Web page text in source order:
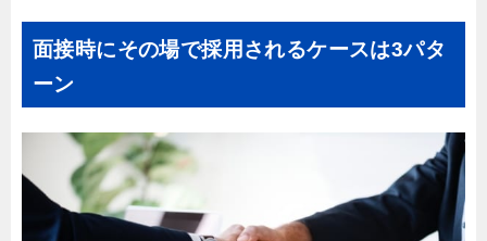
面接時にその場で採用されるケースは3パタ
ーン